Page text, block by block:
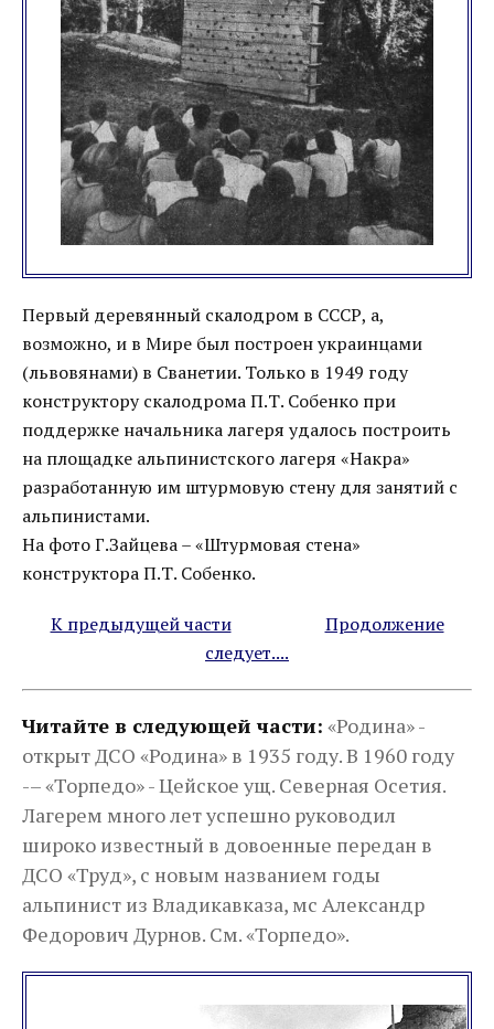
Первый деревянный скалодром в СССР, а,
возможно, и в Мире был построен украинцами
(львовянами) в Сванетии. Только в 1949 году
конструктору скалодрома П.Т. Собенко при
поддержке начальника лагеря удалось построить
на площадке альпинистского лагеря «Накра»
разработанную им штурмовую стену для занятий с
альпинистами.
На фото Г.Зайцева – «Штурмовая стена»
конструктора П.Т. Собенко.
К предыдущей части
Продолжение
следует....
Читайте в следующей части: «Родина» -
открыт ДСО «Родина» в 1935 году. В 1960 году
-– «Торпедо» - Цейское ущ. Северная Осетия.
Лагерем много лет успешно руководил
широко известный в довоенные передан в
ДСО «Труд», с новым названием годы
альпинист из Владикавказа, мс Александр
Федорович Дурнов. См. «Торпедо».